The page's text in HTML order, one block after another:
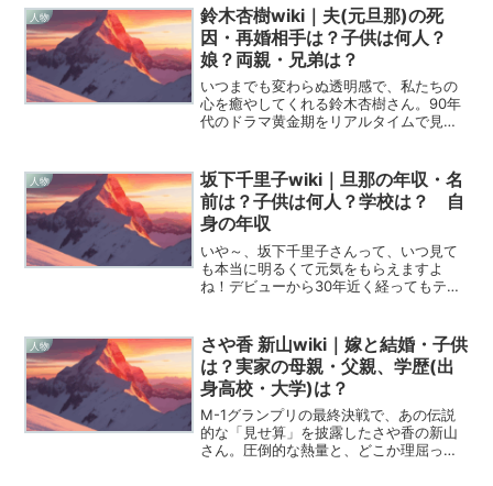
彼女を取り巻く家族の物語は、まるで映
画のようにドラマチックで...
人物
鈴木杏樹wiki｜夫(元旦那)の死
因・再婚相手は？子供は何人？
娘？両親・兄弟は？
いつまでも変わらぬ透明感で、私たちの
心を癒やしてくれる鈴木杏樹さん。90年
代のドラマ黄金期をリアルタイムで見て
近ではドラマ『GO HOME?警視庁身元不
明人相談室?』で...
人物
坂下千里子wiki｜旦那の年収・名
前は？子供は何人？学校は？ 自
身の年収
いや～、坂下千里子さんって、いつ見て
も本当に明るくて元気をもらえますよ
ね！デビューから30年近く経ってもテレ
っちゃうのがブロガーの性ってやつで
す。最近はママタレとしても...
人物
さや香 新山wiki｜嫁と結婚・子供
は？実家の母親・父親、学歴(出
身高校・大学)は？
M-1グランプリの最終決戦で、あの伝説
的な「見せ算」を披露したさや香の新山
さん。圧倒的な熱量と、どこか理屈っぽ